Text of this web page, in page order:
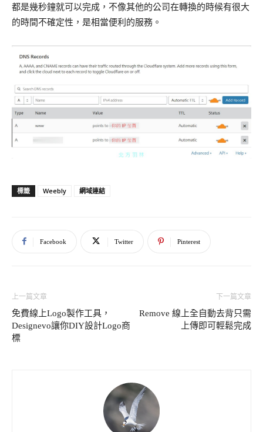
都是幾秒鐘就可以完成，不像其他的公司在轉換的時候有很大
的時間不確定性，是相當便利的服務。
標籤 Weebly 網域連結
Facebook Twitter Pinterest
上一篇文章
免費線上Logo製作工具，
Designevo讓你DIY設計Logo商
標
下一篇文章
Remove 線上全自動去背只需
上傳即可輕鬆完成